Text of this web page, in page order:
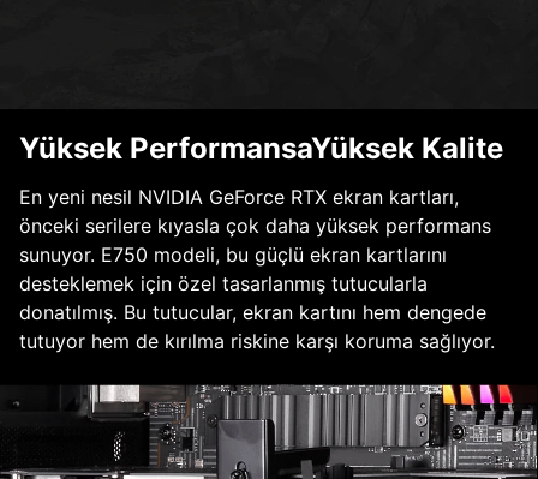
Yüksek PerformansaYüksek Kalite
En yeni nesil NVIDIA GeForce RTX ekran kartları,
önceki serilere kıyasla çok daha yüksek performans
sunuyor. E750 modeli, bu güçlü ekran kartlarını
desteklemek için özel tasarlanmış tutucularla
donatılmış. Bu tutucular, ekran kartını hem dengede
tutuyor hem de kırılma riskine karşı koruma sağlıyor.